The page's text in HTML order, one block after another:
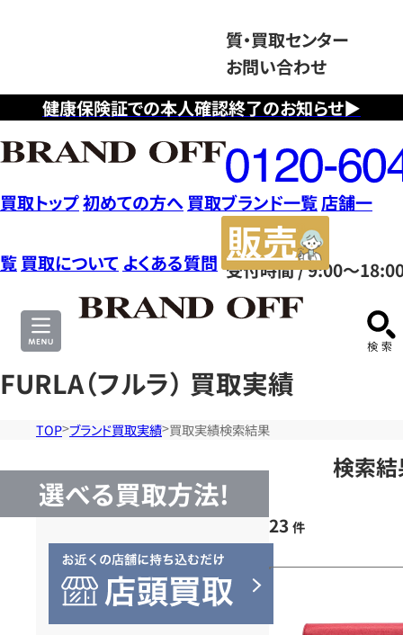
健康保険証での本人確認終了のお知らせ▶
質・買取センター
お問い合わせ
フ
リ
ー
ダ
イ
ヤ
ル
0120604117
受付時間 / 9:00～
買取トップ初めての方へ 買取ブランド一覧店舗一
覧 買取について よくある質問
サ
FURLA（フルラ） 買取実績
TOP ブランド買取実績 買取実績検索結果
選べる買取方法!
検索
23 件